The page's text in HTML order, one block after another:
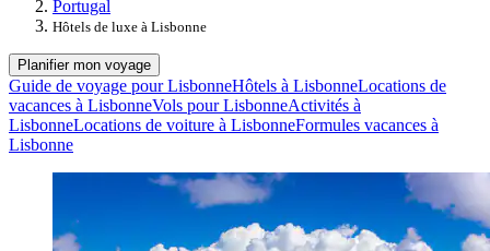
Portugal
Hôtels de luxe à Lisbonne
Planifier mon voyage
Guide de voyage pour LisbonneHôtels à LisbonneLocations de
vacances à LisbonneVols pour LisbonneActivités à
LisbonneLocations de voiture à LisbonneFormules vacances à
Lisbonne